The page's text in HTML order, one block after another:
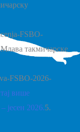
FSBO-
такмичарске
FSBO-2026-
више
јесен 2026.5.